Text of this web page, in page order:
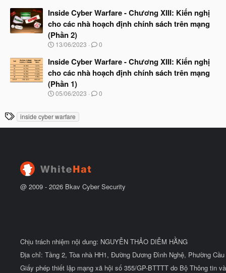
ầ
u
à
y
b
ắ
t
ầ
u
Inside Cyber Warfare - Chương XIII: Kiến nghị
cho các nhà hoạch định chính sách trên mạng
(Phần 2)
N
à
b
ắ
t
u
13/06/2023 0
Inside Cyber Warfare - Chương XIII: Kiến nghị
cho các nhà hoạch định chính sách trên mạng
(Phần 1)
N
y
u
05/06/2023 0
T
h
inside cyber warfare
@ 2009 - 2026 Bkav Cyber Security
Chịu trách nhiệm nội dung: NGUYỄN THẢO DIỄM HẰNG
Địa chỉ: Tầng 2, Tòa nhà HH1, Đường Dương Đình Nghệ, Phường
Giấy phép thiết lập mạng xã hội số 355/GP-BTTTT do Bộ Thông tin